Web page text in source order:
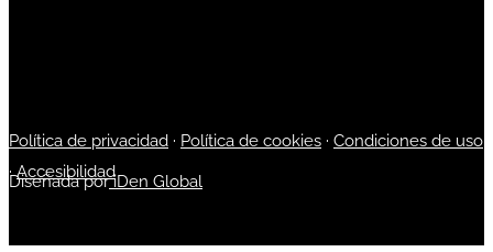
Política de privacidad · Política de cookies · Condiciones de uso
·Accesibilidad
Diseñada poriDen Global